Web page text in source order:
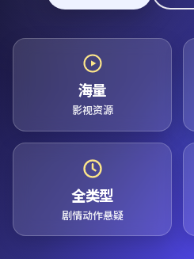
海量
影视资源
全类型
剧情动作悬疑